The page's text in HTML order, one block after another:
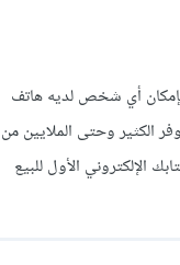
بإمكان أي شخص لديه هاتف
الكثير وحتى الملايين من
الإلكتروني الأول للبيع